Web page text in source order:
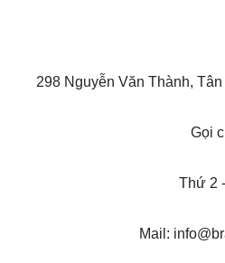
298 Nguyễn Văn Thành,
Gọi
Thứ 2
Mail: